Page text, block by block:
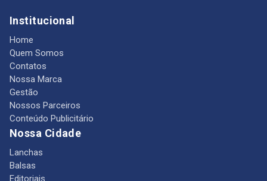
Institucional
Home
Quem Somos
Contatos
Nossa Marca
Gestão
Nossos Parceiros
Conteúdo Publicitário
Nossa Cidade
Lanchas
Balsas
Editoriais